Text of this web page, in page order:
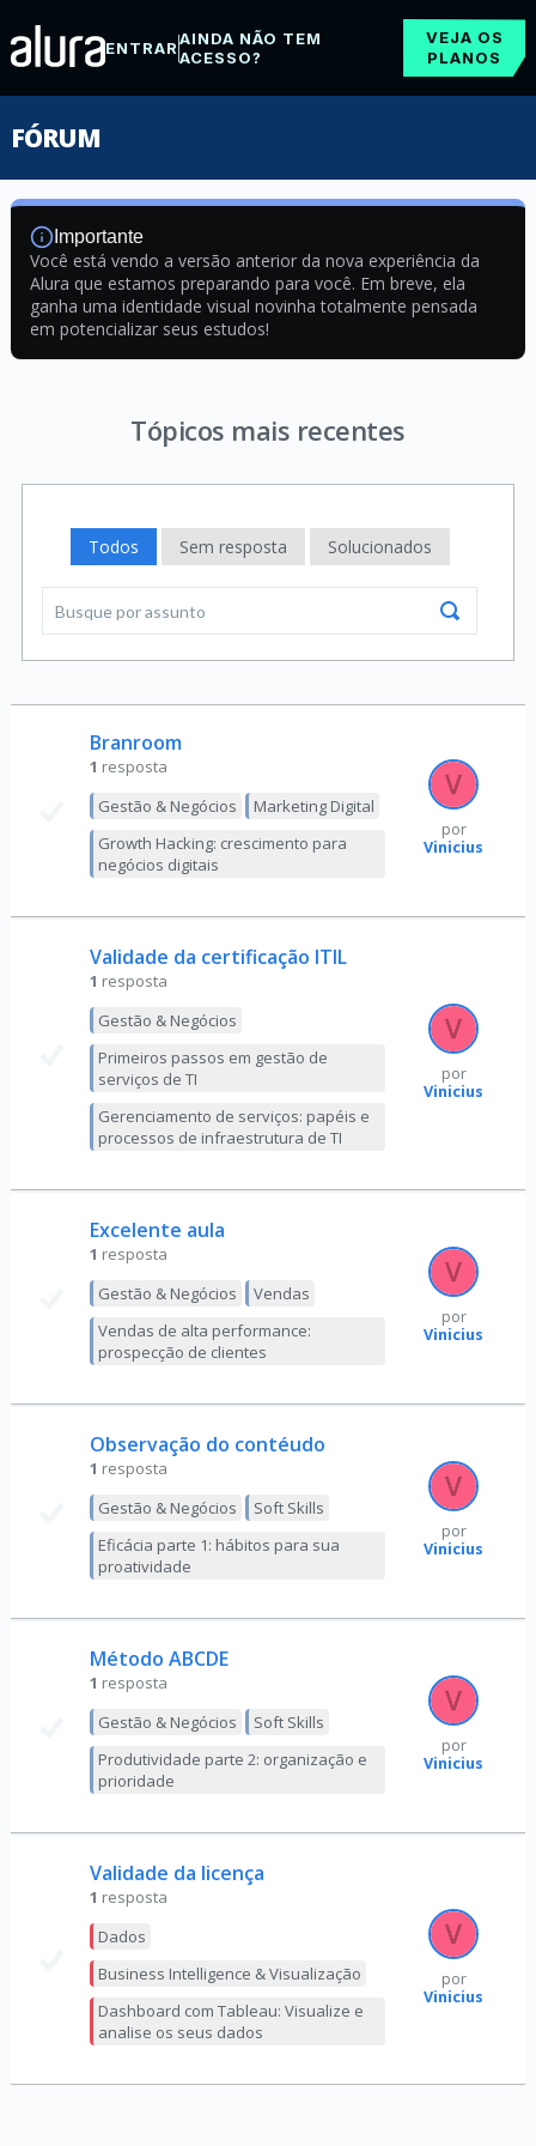
ENTRARAINDA NÃO TEM
ACESSO?
VEJA OS
PLANOS
FÓRUM
Importante
Você está vendo a versão anterior da nova experiência da
Alura que estamos preparando para você. Em breve, ela
ganha uma identidade visual novinha totalmente pensada
em potencializar seus estudos!
Tópicos mais recentes
Todos Sem resposta Solucionados
Branroom
1 resposta
Gestão & Negócios
Marketing Digital
Growth Hacking: crescimento para
negócios digitais
por
Vinicius
Validade da certificação ITIL
1 resposta
Gestão & Negócios
Primeiros passos em gestão de
serviços de TI
Gerenciamento de serviços: papéis e
processos de infraestrutura de TI
por
Vinicius
Excelente aula
1 resposta
Gestão & Negócios
Vendas
Vendas de alta performance:
prospecção de clientes
por
Vinicius
Observação do contéudo
1 resposta
Gestão & Negócios
Soft Skills
Eficácia parte 1: hábitos para sua
proatividade
por
Vinicius
Método ABCDE
1 resposta
Gestão & Negócios
Soft Skills
Produtividade parte 2: organização e
prioridade
por
Vinicius
Validade da licença
1 resposta
Dados
Business Intelligence & Visualização
Dashboard com Tableau: Visualize e
analise os seus dados
por
Vinicius